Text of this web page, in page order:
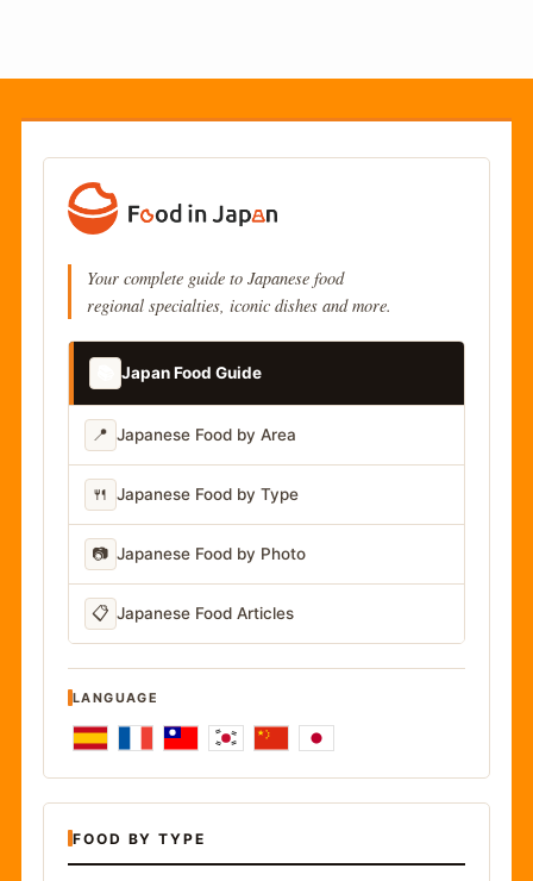
Your complete guide to Japanese food
regional specialties, iconic dishes and more.
Japan Food Guide
📍 Japanese Food by Area
🍴 Japanese Food by Type
📷 Japanese Food by Photo
📋 Japanese Food Articles
LANGUAGE
FOOD BY TYPE